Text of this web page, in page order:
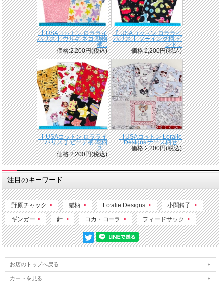
【 USAコットン ロラライ
ハリス 】ウサギ ネコ 動物
柄...
価格:2,200円(税込)
【 USAコットン ロラライ
ハリス 】ソーイング柄 ピ
ンド...
価格:2,200円(税込)
【 USAコットン ロラライ
ハリス 】ビーチ柄 花柄
ス...
価格:2,200円(税込)
【USAコットン Loralie
Designs ナース柄セ...
価格:2,200円(税込)
注目のキーワード
野原チャック 猫柄 Loralie Designs 小関鈴子
ギンガー 針 コカ・コーラ フィードサック
お店のトップへ戻る
カートを見る